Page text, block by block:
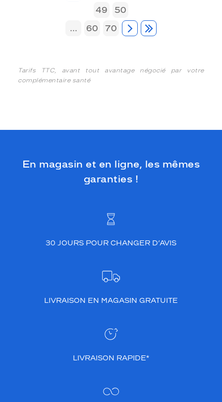
49
50
...
60 70
Tarifs TTC, avant tout avantage négocié par votre
complémentaire santé
En magasin et en ligne, les mêmes
garanties !
30 JOURS POUR CHANGER D’AVIS
LIVRAISON EN MAGASIN GRATUITE
LIVRAISON RAPIDE*